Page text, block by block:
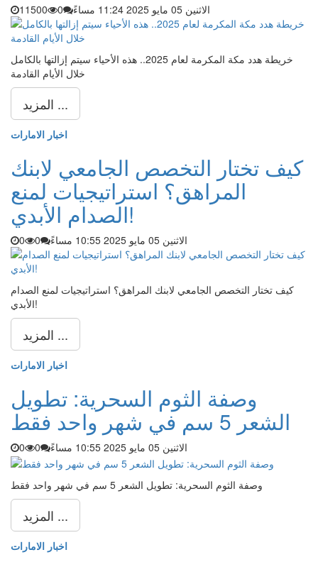
الاثنين 05 مايو 2025 11:24 مساءً 0
11500
خريطة هدد مكة المكرمة لعام 2025.. هذه الأحياء سيتم إزالتها بالكامل
خلال الأيام القادمة
المزيد ...
اخبار الامارات
كيف تختار التخصص الجامعي لابنك
المراهق؟ استراتيجيات لمنع
الصدام الأبدي!
الاثنين 05 مايو 2025 10:55 مساءً 0
0
كيف تختار التخصص الجامعي لابنك المراهق؟ استراتيجيات لمنع الصدام
الأبدي!
المزيد ...
اخبار الامارات
وصفة الثوم السحرية: تطويل
الشعر 5 سم في شهر واحد فقط
الاثنين 05 مايو 2025 10:55 مساءً 0
0
وصفة الثوم السحرية: تطويل الشعر 5 سم في شهر واحد فقط
المزيد ...
اخبار الامارات